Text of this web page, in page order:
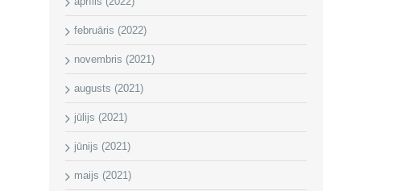
februāris (2022)
novembris (2021)
augusts (2021)
jūlijs (2021)
jūnijs (2021)
maijs (2021)